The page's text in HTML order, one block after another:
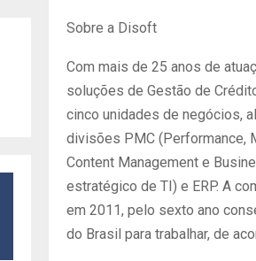
Sobre a Disoft
Com mais de 25 anos de
soluções de Gestão de
cinco unidades de negócios,
divisões PMC (Performance,
Content Management e
estratégico de TI) e ERP. A
em 2011, pelo sexto ano
do Brasil para trabalhar, de